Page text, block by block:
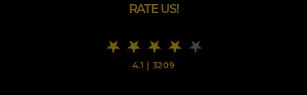
RATE US!
4.1 3209